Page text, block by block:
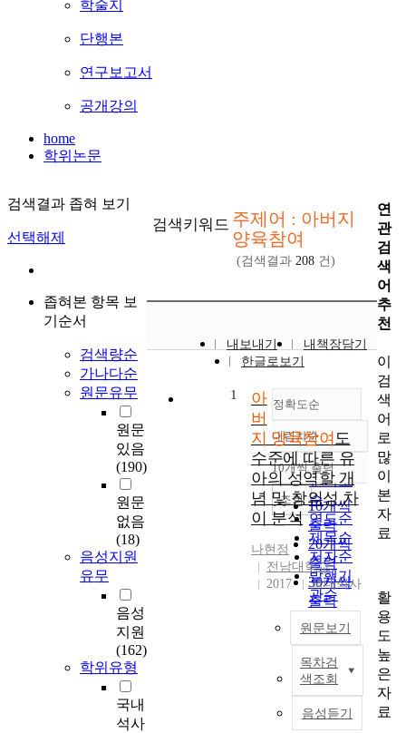
학술지
단행본
연구보고서
공개강의
home
학위논문
검색결과 좁혀 보기
선택해제
좁혀본 항목 보
기순서
검색량순
가나다순
원문유무
원문
있음
(190)
원문
없음
(18)
음성지원
유무
음성
지원
(162)
학위유형
국내
석사
검색키워드 주제어 : 아버지
양육참여
(검색결과 208 건)
내보내기
내책장담기
한글로보기
정확도순
정확도
순
인기도
순
연도순
제목순
저자순
발행기
관순
내림차순
내림차순
10개씩 출력
10개씩
출력
20개씩
출력
30개씩
출력
50개씩
100개씩
출력
조회
1
아
버
지 양육참여 도
수준에 따른 유
아의 성역할 개
념 및 창의성 차
이 분석
나현정
전남대학교
2017
국내석사
원문보기
목차검
색조회
음성듣기
연
관
검
색
어
추
천
이
검
색
어
로
많
이
본
자
료
활
용
도
높
은
자
료